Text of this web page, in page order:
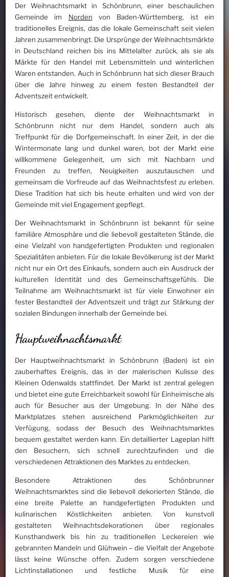
Der Weihnachtsmarkt in Schönbrunn, einer beschaulichen
Gemeinde im Norden von Baden-Württemberg, ist ein
traditionelles Ereignis, das die lokale Gemeinschaft seit vielen
Jahren zusammenbringt. Die Ursprünge der Weihnachtsmärkte
in Deutschland reichen bis ins Mittelalter zurück, als sie als
Märkte für den Handel mit Lebensmitteln und winterlichen
Waren entstanden. Auch in Schönbrunn hat sich dieser Brauch
über die Jahre hinweg zu einem festen Bestandteil der
Adventszeit entwickelt.
Historisch gesehen, diente der Weihnachtsmarkt in
Schönbrunn nicht nur dem Handel, sondern auch als
Treffpunkt für die Dorfgemeinschaft. In einer Zeit, in der die
Wintermonate lang und dunkel waren, bot der Markt eine
willkommene Gelegenheit, um sich mit Nachbarn und
Freunden zu treffen, Neuigkeiten auszutauschen und
gemeinsam die Vorfreude auf das Weihnachtsfest zu erleben.
Diese Tradition hat sich bis heute erhalten und wird von der
Gemeinde mit viel Engagement gepflegt.
Der Weihnachtsmarkt in Schönbrunn ist bekannt für seine
familiäre Atmosphäre und die liebevoll gestalteten Stände, die
eine Vielzahl von handgefertigten Produkten und regionalen
Spezialitäten anbieten. Für die lokale Bevölkerung ist der Markt
nicht nur ein Ort des Einkaufs, sondern auch ein Ausdruck der
kulturellen Identität und des Gemeinschaftsgefühls. Die
Teilnahme am Weihnachtsmarkt ist für viele Einwohner ein
fester Bestandteil der Adventszeit und trägt zur Stärkung der
sozialen Bindungen innerhalb der Gemeinde bei.
Hauptweihnachtsmarkt
Der Hauptweihnachtsmarkt in Schönbrunn (Baden) ist ein
zauberhaftes Ereignis, das in der malerischen Kulisse des
Kleinen Odenwalds stattfindet. Der Markt ist zentral gelegen
und bietet eine gute Erreichbarkeit sowohl für Einheimische als
auch für Besucher aus der Umgebung. In der Nähe des
Marktplatzes stehen ausreichend Parkmöglichkeiten zur
Verfügung, sodass der Besuch des Weihnachtsmarktes
bequem gestaltet werden kann. Ein detaillierter Lageplan hilft
den Besuchern, sich schnell zurechtzufinden und die
verschiedenen Attraktionen des Marktes zu entdecken.
Besondere Attraktionen des Schönbrunner
Weihnachtsmarktes sind die liebevoll dekorierten Stände, die
eine breite Palette an handgefertigten Produkten und
kulinarischen Köstlichkeiten anbieten. Von kunstvoll
gestalteten Weihnachtsdekorationen über regionales
Kunsthandwerk bis hin zu traditionellen Leckereien wie
gebrannten Mandeln und Glühwein – die Vielfalt der Angebote
lässt keine Wünsche offen. Zudem sorgen verschiedene
Lichtinstallationen und festliche Musik für eine